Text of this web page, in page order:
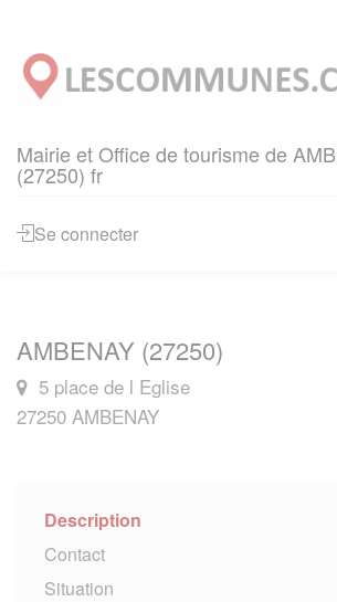
Mairie et Office de tourisme de
(27250) fr
Se connecter
AMBENAY (27250)
5 place de l Eglise
27250 AMBENAY
Description
Contact
Situation